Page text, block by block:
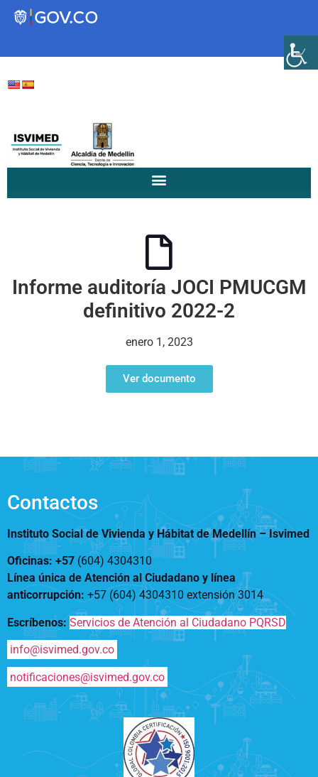
Transparencia
Participa
Hábitat de Medellín
Servicios
Mejoramiento de
Vivienda
Vivienda Nueva
Acompañamiento Social
Notificaciones
Directorio de servidores
Encuesta de Percepción
A+ A A-
Tamaño de la
fuente
Contraste
Centro de relevo
Más Información sobre Accesibilidad
Informe auditoría JOCI PMUCGM
definitivo 2022-2
enero 1, 2023
Ver documento
Contactos
Instituto Social de Vivienda y Hábitat de Medellín –Isvimed
Oficinas: +57 (604) 4304310
Línea única de Atención al Ciudadano y línea
anticorrupción: +57 (604) 4304310 extensión3014
Escríbenos: Servicios de Atención al Ciudadano PQRSD
info@isvimed.gov.co
notificaciones@isvimed.gov.co